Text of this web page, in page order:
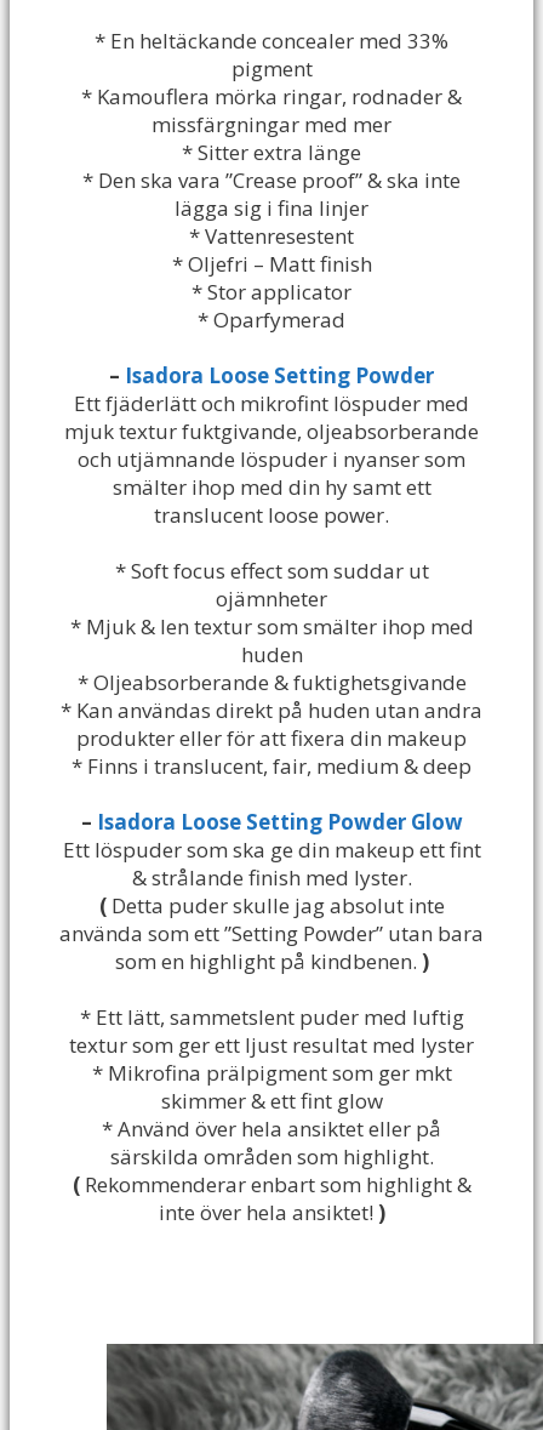
* En heltäckande concealer med 33%
pigment
* Kamouflera mörka ringar, rodnader &
missfärgningar med mer
* Sitter extra länge
* Den ska vara ”Crease proof” & ska inte
lägga sig i fina linjer
* Vattenresestent
* Oljefri – Matt finish
* Stor applicator
* Oparfymerad
– Isadora Loose Setting Powder
Ett fjäderlätt och mikrofint löspuder med
mjuk textur fuktgivande, oljeabsorberande
och utjämnande löspuder i nyanser som
smälter ihop med din hy samt ett
translucent loose power.
* Soft focus effect som suddar ut
ojämnheter
* Mjuk & len textur som smälter ihop med
huden
* Oljeabsorberande & fuktighetsgivande
* Kan användas direkt på huden utan andra
produkter eller för att fixera din makeup
* Finns i translucent, fair, medium & deep
– Isadora Loose Setting Powder Glow
Ett löspuder som ska ge din makeup ett fint
& strålande finish med lyster.
( Detta puder skulle jag absolut inte
använda som ett ”Setting Powder” utan bara
som en highlight på kindbenen. )
* Ett lätt, sammetslent puder med luftig
textur som ger ett ljust resultat med lyster
* Mikrofina prälpigment som ger mkt
skimmer & ett fint glow
* Använd över hela ansiktet eller på
särskilda områden som highlight.
(Rekommenderar enbart som highlight &
inte över hela ansiktet! )